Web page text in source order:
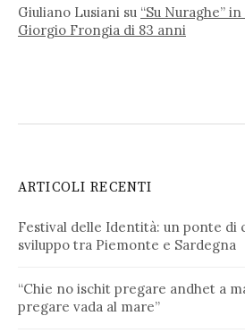
Giuliano Lusiani su “Su Nuraghe”
Giorgio Frongia di 83 anni
ARTICOLI RECENTI
Festival delle Identità: un ponte di
sviluppo tra Piemonte e Sardegna
“Chie no ischit pregare andhet a
pregare vada al mare”